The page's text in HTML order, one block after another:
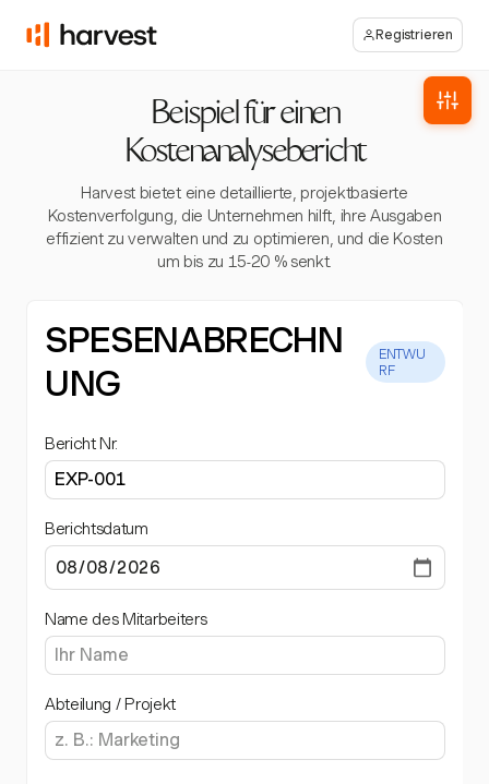
Registrieren
Beispiel für einen
Kostenanalysebericht
Harvest bietet eine detaillierte, projektbasierte
Kostenverfolgung, die Unternehmen hilft, ihre Ausgaben
effizient zu verwalten und zu optimieren, und die Kosten
um bis zu 15-20 % senkt.
SPESENABRECHN
UNG
ENTWU
RF
Bericht Nr.
Berichtsdatum
Name des Mitarbeiters
Abteilung / Projekt